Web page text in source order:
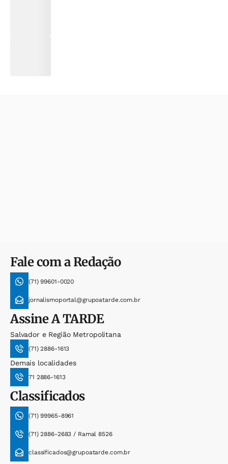
Fale com a Redação
(71) 99601-0020
jornalismoportal@grupoatarde.com.br
AssineA TARDE
Salvador e Região Metropolitana
(71) 2886-1613
Demais localidades
71 2886-1613
Classificados
(71) 99965-8961
(71) 2886-2683 / Ramal 8526
classificados@grupoatarde.com.br